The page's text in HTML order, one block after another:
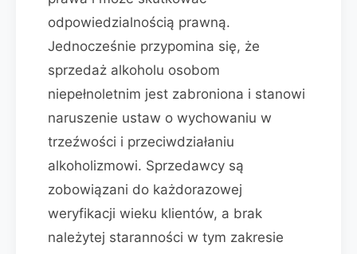
odpowiedzialnością prawną.
Jednocześnie przypomina się, że
sprzedaż alkoholu osobom
niepełnoletnim jest zabroniona i stanowi
naruszenie ustaw o wychowaniu w
trzeźwości i przeciwdziałaniu
alkoholizmowi. Sprzedawcy są
zobowiązani do każdorazowej
weryfikacji wieku klientów, a brak
należytej staranności w tym zakresie